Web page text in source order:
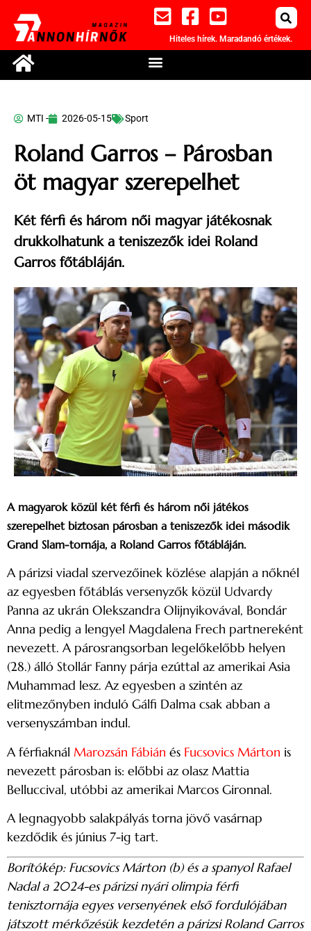
Hiteles hírek. Maradandó értékek.
MTI - 2026-05-15 Sport
Roland Garros – Párosban
öt magyar szerepelhet
Két férfi és három női magyar játékosnak
drukkolhatunk a teniszezők idei Roland
Garros főtábláján.
A magyarok közül két férfi és három női játékos
szerepelhet biztosan párosban a teniszezők idei második
Grand Slam-tornája, a Roland Garros főtábláján.
A párizsi viadal szervezőinek közlése alapján a nőknél
az egyesben főtáblás versenyzők közül Udvardy
Panna az ukrán Olekszandra Olijnyikovával, Bondár
Anna pedig a lengyel Magdalena Frech partnereként
nevezett. A párosrangsorban legelőkelőbb helyen
(28.) álló Stollár Fanny párja ezúttal az amerikai Asia
Muhammad lesz. Az egyesben a szintén az
elitmezőnyben induló Gálfi Dalma csak abban a
versenyszámban indul.
A férfiaknál Marozsán Fábián és Fucsovics Márton is
nevezett párosban is: előbbi az olasz Mattia
Belluccival, utóbbi az amerikai Marcos Gironnal.
A legnagyobb salakpályás torna jövő vasárnap
kezdődik és június 7-ig tart.
Borítókép: Fucsovics Márton (b) és a spanyol Rafael
Nadal a 2024-es párizsi nyári olimpia férfi
tenisztornája egyes versenyének első fordulójában
játszott mérkőzésük kezdetén a párizsi Roland Garros